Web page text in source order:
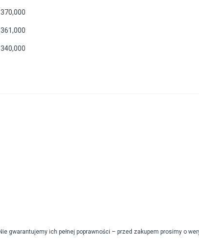
gwarantujemy ich pełnej poprawności – przed zakupem prosimy o